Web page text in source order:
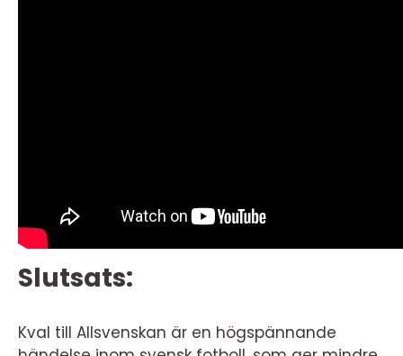
Slutsats:
Kval till Allsvenskan är en högspännande